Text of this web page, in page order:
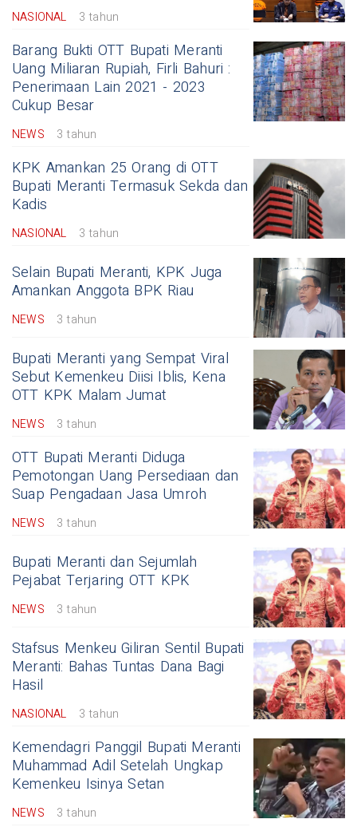
NASIONAL 3 tahun
Barang Bukti OTT Bupati Meranti
Uang Miliaran Rupiah, Firli Bahuri :
Penerimaan Lain 2021 - 2023
Cukup Besar
NEWS 3 tahun
KPK Amankan 25 Orang di OTT
Bupati Meranti Termasuk Sekda dan
Kadis
NASIONAL 3 tahun
Selain Bupati Meranti, KPK Juga
Amankan Anggota BPK Riau
NEWS 3 tahun
Bupati Meranti yang Sempat Viral
Sebut Kemenkeu Diisi Iblis, Kena
OTT KPK Malam Jumat
NEWS 3 tahun
OTT Bupati Meranti Diduga
Pemotongan Uang Persediaan dan
Suap Pengadaan Jasa Umroh
NEWS 3 tahun
Bupati Meranti dan Sejumlah
Pejabat Terjaring OTT KPK
NEWS 3 tahun
Stafsus Menkeu Giliran Sentil Bupati
Meranti: Bahas Tuntas Dana Bagi
Hasil
NASIONAL 3 tahun
Kemendagri Panggil Bupati Meranti
Muhammad Adil Setelah Ungkap
Kemenkeu Isinya Setan
NEWS 3 tahun